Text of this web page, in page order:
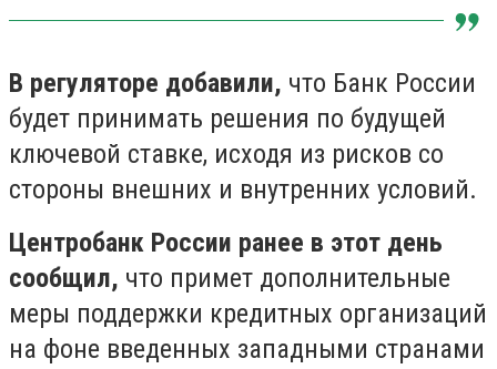
В регуляторе добавили, что Банк России
будет принимать решения по будущей
ключевой ставке, исходя из рисков со
стороны внешних и внутренних условий.
Центробанк России ранее в этот день
сообщил, что примет дополнительные
меры поддержки кредитных организаций
на фоне введенных западными странами